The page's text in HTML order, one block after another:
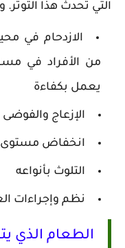
التي تحدث هذا التوتر.
الازدحام في
من الأفراد في
يعمل بكفاءة
الإزعاج والفوضى
انخفاض مستوى
التلوث بأنواعه
نظم وإجراءات
الطعام الذي